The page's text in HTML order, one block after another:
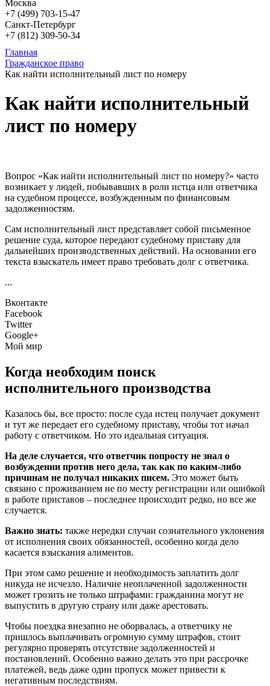
Москва
+7 (499) 703-15-47
Санкт-Петербург
+7 (812) 309-50-34
Главная
Гражданское право
Как найти исполнительный лист по номеру
Как найти исполнительный
лист по номеру
Вопрос «Как найти исполнительный лист по номеру?» часто
возникает у людей, побывавших в роли истца или ответчика
на судебном процессе, возбужденным по финансовым
задолженностям.
Сам исполнительный лист представляет собой письменное
решение суда, которое передают судебному приставу для
дальнейших производственных действий. На основании его
текста взыскатель имеет право требовать долг с ответчика.
...
Вконтакте
Facebook
Twitter
Google+
Мой мир
Когда необходим поиск
исполнительного производства
Казалось бы, все просто: после суда истец получает документ
и тут же передает его судебному приставу, чтобы тот начал
работу с ответчиком. Но это идеальная ситуация.
На деле случается, что ответчик попросту не знал о
возбуждении против него дела, так как по каким-либо
причинам не получал никаких писем. Это может быть
связано с проживанием не по месту регистрации или ошибкой
в работе приставов – последнее происходит редко, но все же
случается.
Важно знать: также нередки случаи сознательного уклонения
от исполнения своих обязанностей, особенно когда дело
касается взыскания алиментов.
При этом само решение и необходимость заплатить долг
никуда не исчезло. Наличие неоплаченной задолженности
может грозить не только штрафами: гражданина могут не
выпустить в другую страну или даже арестовать.
Чтобы поездка внезапно не оборвалась, а ответчику не
пришлось выплачивать огромную сумму штрафов, стоит
регулярно проверять отсутствие задолженностей и
постановлений. Особенно важно делать это при рассрочке
платежей, ведь даже один пропуск может привести к
негативным последствиям.